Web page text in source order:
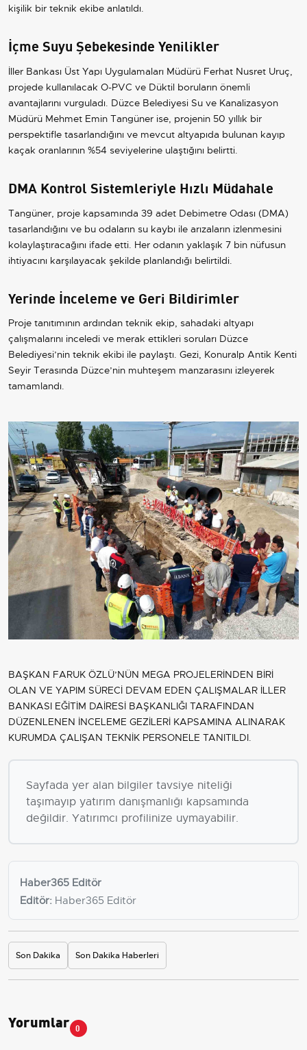
kişilik bir teknik ekibe anlatıldı.
İçme Suyu Şebekesinde Yenilikler
İller Bankası Üst Yapı Uygulamaları Müdürü Ferhat Nusret Uruç,
projede kullanılacak O-PVC ve Düktil boruların önemli
avantajlarını vurguladı. Düzce Belediyesi Su ve Kanalizasyon
Müdürü Mehmet Emin Tangüner ise, projenin 50 yıllık bir
perspektifle tasarlandığını ve mevcut altyapıda bulunan kayıp
kaçak oranlarının %54 seviyelerine ulaştığını belirtti.
DMA Kontrol Sistemleriyle Hızlı Müdahale
Tangüner, proje kapsamında 39 adet Debimetre Odası (DMA)
tasarlandığını ve bu odaların su kaybı ile arızaların izlenmesini
kolaylaştıracağını ifade etti. Her odanın yaklaşık 7 bin nüfusun
ihtiyacını karşılayacak şekilde planlandığı belirtildi.
Yerinde İnceleme ve Geri Bildirimler
Proje tanıtımının ardından teknik ekip, sahadaki altyapı
çalışmalarını inceledi ve merak ettikleri soruları Düzce
Belediyesi’nin teknik ekibi ile paylaştı. Gezi, Konuralp Antik Kenti
Seyir Terasında Düzce’nin muhteşem manzarasını izleyerek
tamamlandı.
BAŞKAN FARUK ÖZLÜ’NÜN MEGA PROJELERİNDEN BİRİ
OLAN VE YAPIM SÜRECİ DEVAM EDEN ÇALIŞMALAR İLLER
BANKASI EĞİTİM DAİRESİ BAŞKANLIĞI TARAFINDAN
DÜZENLENEN İNCELEME GEZİLERİ KAPSAMINA ALINARAK
KURUMDA ÇALIŞAN TEKNİK PERSONELE TANITILDI.
Sayfada yer alan bilgiler tavsiye niteliği
taşımayıp yatırım danışmanlığı kapsamında
değildir. Yatırımcı profilinize uymayabilir.
Haber365 Editör
Editör: Haber365 Editör
Son Dakika Son Dakika Haberleri
Yorumlar 0